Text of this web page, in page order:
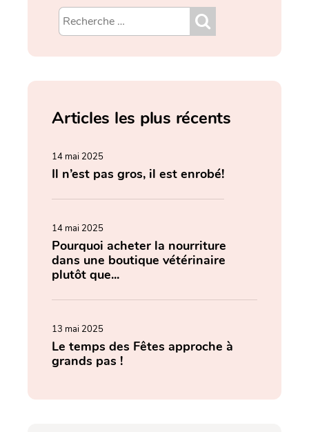
Articles les plus récents
14 mai 2025
Il n’est pas gros, il est enrobé!
14 mai 2025
Pourquoi acheter la nourriture
dans une boutique vétérinaire
plutôt que...
13 mai 2025
Le temps des Fêtes approche à
grands pas !